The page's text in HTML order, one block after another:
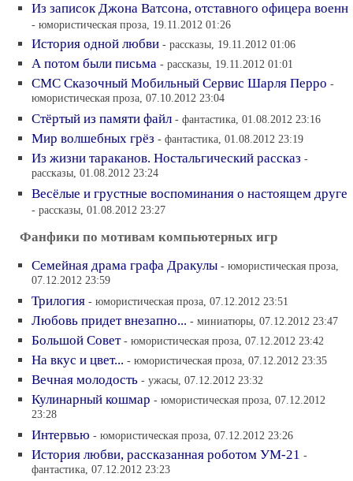
Из записок Джона Ватсона, отставного офицера военн
- юмористическая проза, 19.11.2012 01:26
История одной любви - рассказы, 19.11.2012 01:06
А потом были письма - рассказы, 19.11.2012 01:01
СМС Сказочный Мобильный Сервис Шарля Перро -
юмористическая проза, 07.10.2012 23:04
Стёртый из памяти файл - фантастика, 01.08.2012 23:16
Мир волшебных грёз - фантастика, 01.08.2012 23:19
Из жизни тараканов. Ностальгический рассказ -
рассказы, 01.08.2012 23:24
Весёлые и грустные воспоминания о настоящем друге
- рассказы, 01.08.2012 23:27
Фанфики по мотивам компьютерных игр
Семейная драма графа Дракулы - юмористическая проза,
07.12.2012 23:59
Трилогия - юмористическая проза, 07.12.2012 23:51
Любовь придет внезапно... - миниатюры, 07.12.2012 23:47
Большой Совет - юмористическая проза, 07.12.2012 23:42
На вкус и цвет... - юмористическая проза, 07.12.2012 23:35
Вечная молодость - ужасы, 07.12.2012 23:32
Кулинарный кошмар - юмористическая проза, 07.12.2012
23:28
Интервью - юмористическая проза, 07.12.2012 23:26
История любви, рассказанная роботом УМ-21 -
фантастика, 07.12.2012 23:23